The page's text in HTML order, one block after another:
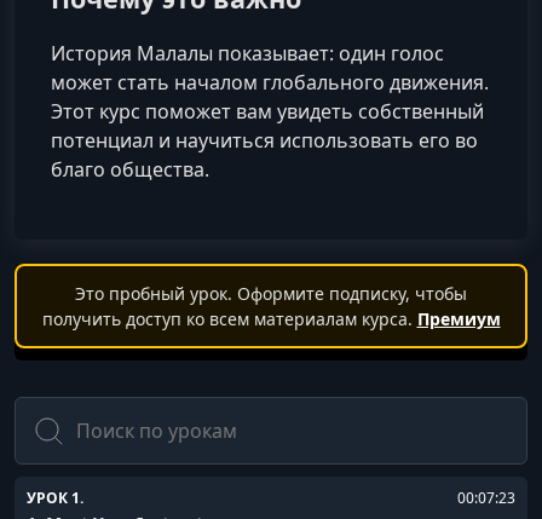
История Малалы показывает: один голос
может стать началом глобального движения.
Этот курс поможет вам увидеть собственный
потенциал и научиться использовать его во
благо общества.
Это пробный урок. Оформите подписку, чтобы
получить доступ ко всем материалам курса. Премиум
Поиск
УРОК 1. 00:07:23